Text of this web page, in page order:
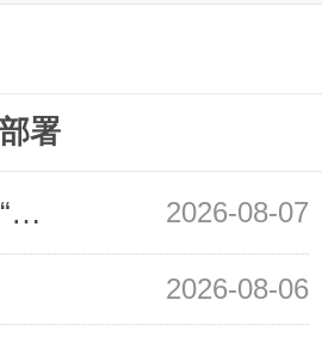
署
领峰金评：万事俱备 黄金只欠非农数据“东风” 2026-08-07
2026-08-06